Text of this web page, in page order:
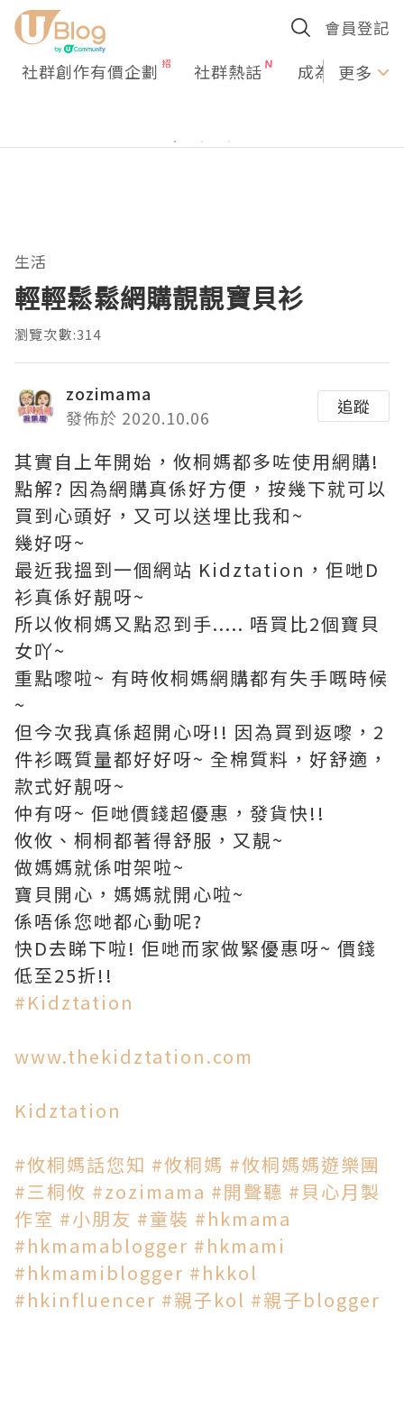
會員登記
社群創作有價企劃 社群熱話 成為U更多
生活
輕輕鬆鬆網購靚靚寶貝衫
瀏覽次數:314
zozimama
發佈於 2020.10.06
追蹤
其實自上年開始，攸桐媽都多咗使用網購!
點解? 因為網購真係好方便，按幾下就可以
買到心頭好，又可以送埋比我和~
幾好呀~
最近我搵到一個網站 Kidztation，佢哋D
衫真係好靚呀~
所以攸桐媽又點忍到手..... 唔買比2個寶貝
女吖~
重點嚟啦~ 有時攸桐媽網購都有失手嘅時候
~
但今次我真係超開心呀!! 因為買到返嚟，2
件衫嘅質量都好好呀~ 全棉質料，好舒適，
款式好靚呀~
仲有呀~ 佢哋價錢超優惠，發貨快!!
攸攸、桐桐都著得舒服，又靚~
做媽媽就係咁架啦~
寶貝開心，媽媽就開心啦~
係唔係您哋都心動呢?
快D去睇下啦! 佢哋而家做緊優惠呀~ 價錢
低至25折!!
#Kidztation
www.thekidztation.com
Kidztation
#攸桐媽話您知 #攸桐媽 #攸桐媽媽遊樂團
#三桐攸 #zozimama #開聲聽 #貝心月製
作室 #小朋友 #童裝 #hkmama
#hkmamablogger #hkmami
#hkmamiblogger #hkkol
#hkinfluencer #親子kol #親子blogger